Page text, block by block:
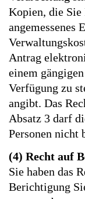
Kopien, die Sie
angemessenes
Antrag
einem
Verfügung zu
angibt. Das
Absatz 3 darf
Personen nicht
(4) Recht auf
Sie haben das
Berichtigung